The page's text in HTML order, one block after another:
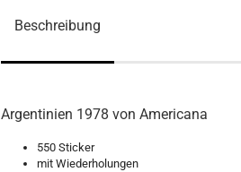
Beschreibung
Argentinien 1978 von Americana
550 Sticker
mit Wiederholungen